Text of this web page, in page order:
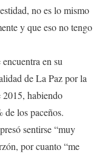
no es lo mismo
y que eso no tengo
en su
de La Paz por la
2015, habiendo
de los paceños.
sentirse “muy
por cuanto “me